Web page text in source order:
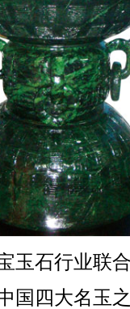
玉石行业联
国四大名玉